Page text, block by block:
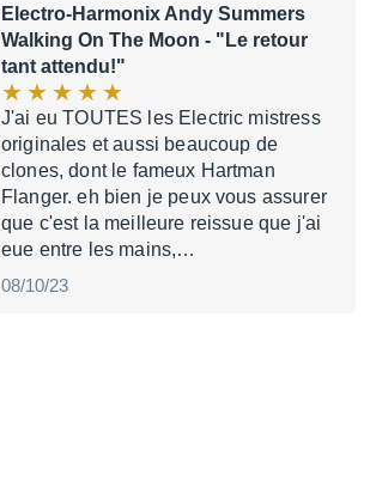
Electro-Harmonix Andy Summers
Walking On The Moon - "Le retour
tant attendu!"
J'ai eu TOUTES les Electric mistress
originales et aussi beaucoup de
clones, dont le fameux Hartman
Flanger. eh bien je peux vous assurer
que c'est la meilleure reissue que j'ai
eue entre les mains,…
08/10/23